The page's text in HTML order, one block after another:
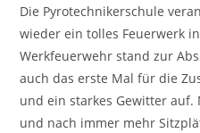
Die Pyrotechnikerschule
wieder ein tolles Feuerwerk
Werkfeuerwehr stand zur
auch das erste Mal für die
und ein starkes Gewitter
und nach immer mehr